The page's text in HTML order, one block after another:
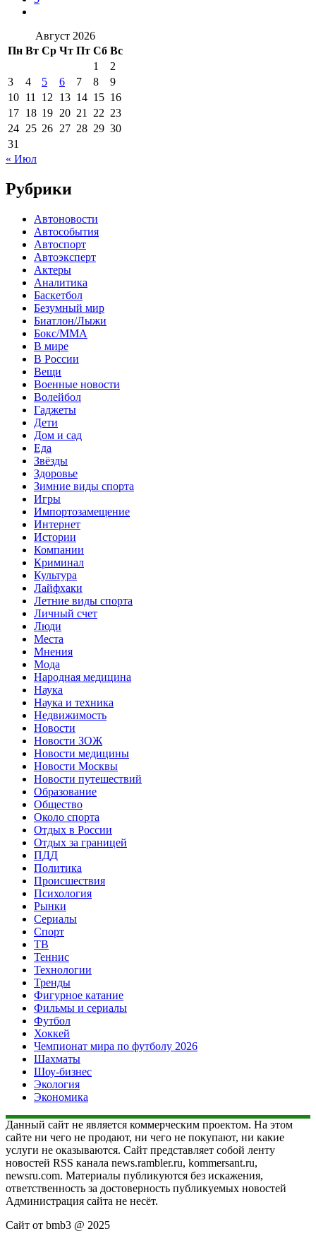
Август 2026
Пн Вт Ср Чт Пт Сб Вс
1
2
3
4 5 6 7 8
9
10 11 12 13 14 15 16
17 18 19 20 21 22 23
24 25 26 27 28 29 30
31
« Июл
Рубрики
Автоновости
Автособытия
Автоспорт
Автоэксперт
Актеры
Аналитика
Баскетбол
Безумный мир
Биатлон/Лыжи
Бокс/MMA
В мире
В России
Вещи
Военные новости
Волейбол
Гаджеты
Дети
Дом и сад
Еда
Звёзды
Здоровье
Зимние виды спорта
Игры
Импортозамещение
Интернет
Истории
Компании
Криминал
Культура
Лайфхаки
Летние виды спорта
Личный счет
Люди
Места
Мнения
Мода
Народная медицина
Наука
Наука и техника
Недвижимость
Новости
Новости ЗОЖ
Новости медицины
Новости Москвы
Новости путешествий
Образование
Общество
Около спорта
Отдых в России
Отдых за границей
ПДД
Политика
Происшествия
Психология
Рынки
Сериалы
Спорт
ТВ
Теннис
Технологии
Тренды
Фигурное катание
Фильмы и сериалы
Футбол
Хоккей
Чемпионат мира по футболу 2026
Шахматы
Шоу-бизнес
Экология
Экономика
Данный сайт не является коммерческим проектом. На этом
сайте ни чего не продают, ни чего не покупают, ни какие
услуги не оказываются. Сайт представляет собой ленту
новостей RSS канала news.rambler.ru, kommersant.ru,
newsru.com. Материалы публикуются без искажения,
ответственность за достоверность публикуемых новостей
Администрация сайта не несёт.
Сайт от bmb3 @ 2025